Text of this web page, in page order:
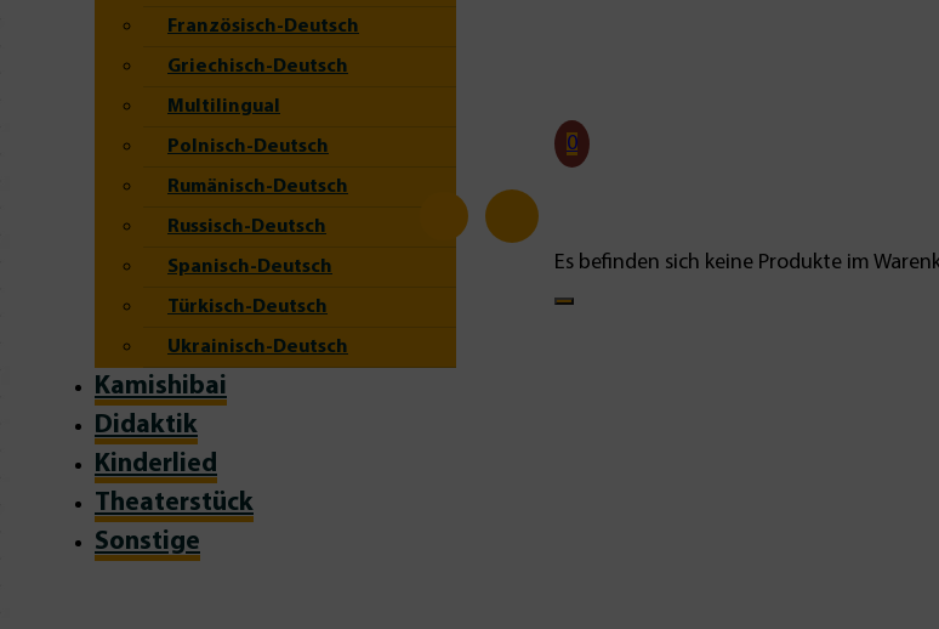
Französisch-Deutsch
Griechisch-Deutsch
Multilingual
Polnisch-Deutsch
Rumänisch-Deutsch
Russisch-Deutsch
Spanisch-Deutsch
Türkisch-Deutsch
Ukrainisch-Deutsch
Kamishibai
Didaktik
Kinderlied
Theaterstück
Sonstige
0
Es befinden sich keine Produkte im